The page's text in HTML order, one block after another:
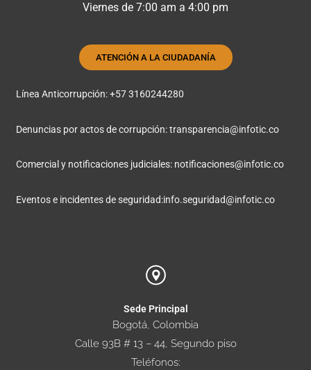
Viernes de 7:00 am a 4:00 pm
ATENCIÓN A LA CIUDADANÍA
Línea Anticorrupción: +57 3160244280
Denuncias por actos de corrupción:transparencia@infotic.co
Comercial y notificaciones judiciales: notificaciones@infotic.co
Eventos e incidentes de seguridad:info.seguridad@infotic.co
Sede Principal
Bogotá, Colombia
Calle 93B # 13 – 44, Segundo piso
Teléfonos: